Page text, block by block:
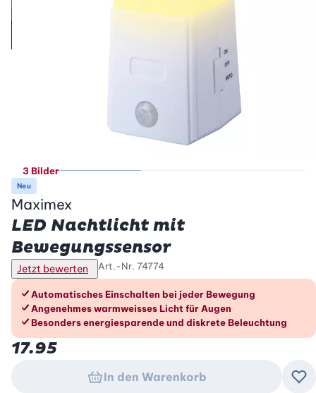
3 Bilder
Neu
Maximex
LED Nachtlicht mit
Bewegungssensor
Jetzt bewerten Art.-Nr. 74774
Die Vorteile im Überblick
Automatisches Einschalten bei jeder Bewegung
Angenehmes warmweisses Licht für Augen
Besonders energiesparende und diskrete Beleuchtung
17.95
In den Warenkorb